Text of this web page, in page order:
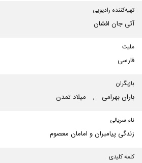
تهیه‌کننده رادیویی
آتی جان افشان
ملیت
فارسی
بازیگران
باران بهرامی , میلاد تمدن
نام سریالی
زندگی پیامبران و امامان معصوم
کلمه کلیدی